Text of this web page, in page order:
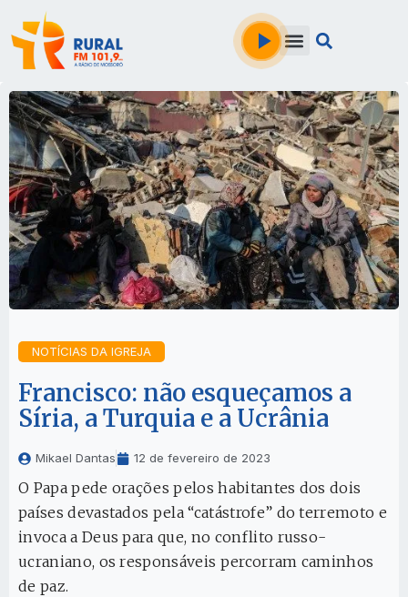
NOTÍCIAS DA IGREJA
Francisco: não esqueçamos a
Síria, a Turquia e a Ucrânia
Mikael Dantas 12 de fevereiro de 2023
O Papa pede orações pelos habitantes dos dois
países devastados pela “catástrofe” do terremoto e
invoca a Deus para que, no conflito russo-
ucraniano, os responsáveis percorram caminhos
de paz.